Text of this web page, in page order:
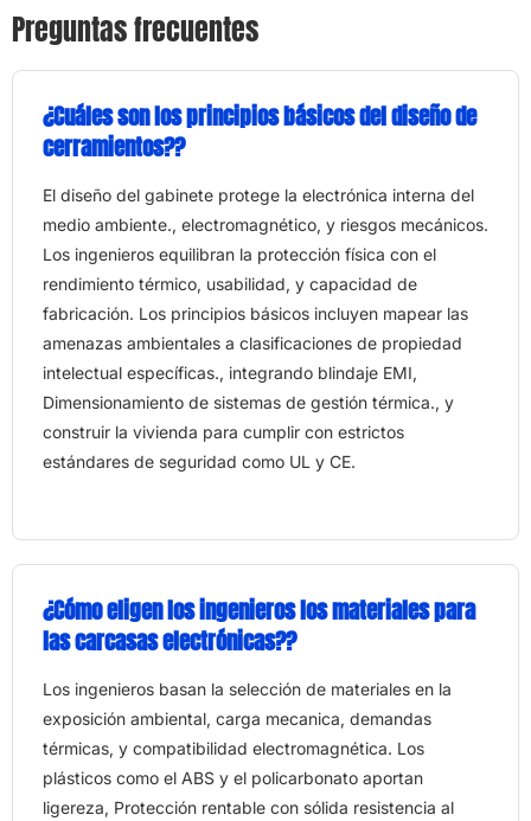
Preguntas frecuentes
¿Cuáles son los principios básicos del diseño de
cerramientos??
El diseño del gabinete protege la electrónica interna del
medio ambiente., electromagnético, y riesgos mecánicos.
Los ingenieros equilibran la protección física con el
rendimiento térmico, usabilidad, y capacidad de
fabricación. Los principios básicos incluyen mapear las
amenazas ambientales a clasificaciones de propiedad
intelectual específicas., integrando blindaje EMI,
Dimensionamiento de sistemas de gestión térmica., y
construir la vivienda para cumplir con estrictos
estándares de seguridad como UL y CE.
¿Cómo eligen los ingenieros los materiales para
las carcasas electrónicas??
Los ingenieros basan la selección de materiales en la
exposición ambiental, carga mecanica, demandas
térmicas, y compatibilidad electromagnética. Los
plásticos como el ABS y el policarbonato aportan
ligereza, Protección rentable con sólida resistencia al